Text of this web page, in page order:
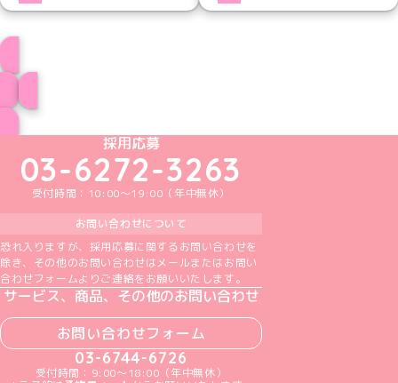
めいどりーみんTikTok公式アカウント
めいどりーみんX公式アカウント
めいどりーみんInstagram公式アカウント
めいどりーみんFacebook公式アカウン
めいどりーみんYouTube公式アカ
採用応募
03-6272-3263
受付時間：10:00～19:00（年中無休）
お問い合わせについて
恐れ入りますが、採用応募に関するお問い合わせを
除き、その他のお問い合わせはメールまたはお問い
合わせフォームよりご連絡をお願いいたします。
サービス、商品、その他のお問い合わせ
お問い合わせフォーム
03-6744-6726
受付時間：9:00～18:00（年中無休）